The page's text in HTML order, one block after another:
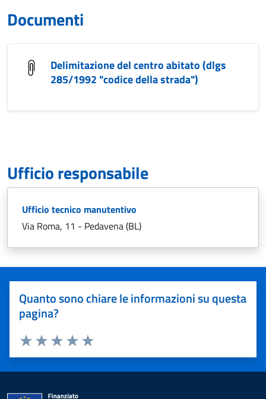
Documenti
Delimitazione del centro abitato (dlgs
285/1992 "codice della strada")
Ufficio responsabile
Ufficio tecnico manutentivo
Via Roma, 11 - Pedavena (BL)
Quanto sono chiare le informazioni su questa
pagina?
Valuta 5 stelle su 5
Valuta 4 stelle su 5
Valuta 3 stelle su 5
Valuta 2 stelle su 5
Valuta 1 stelle su 5